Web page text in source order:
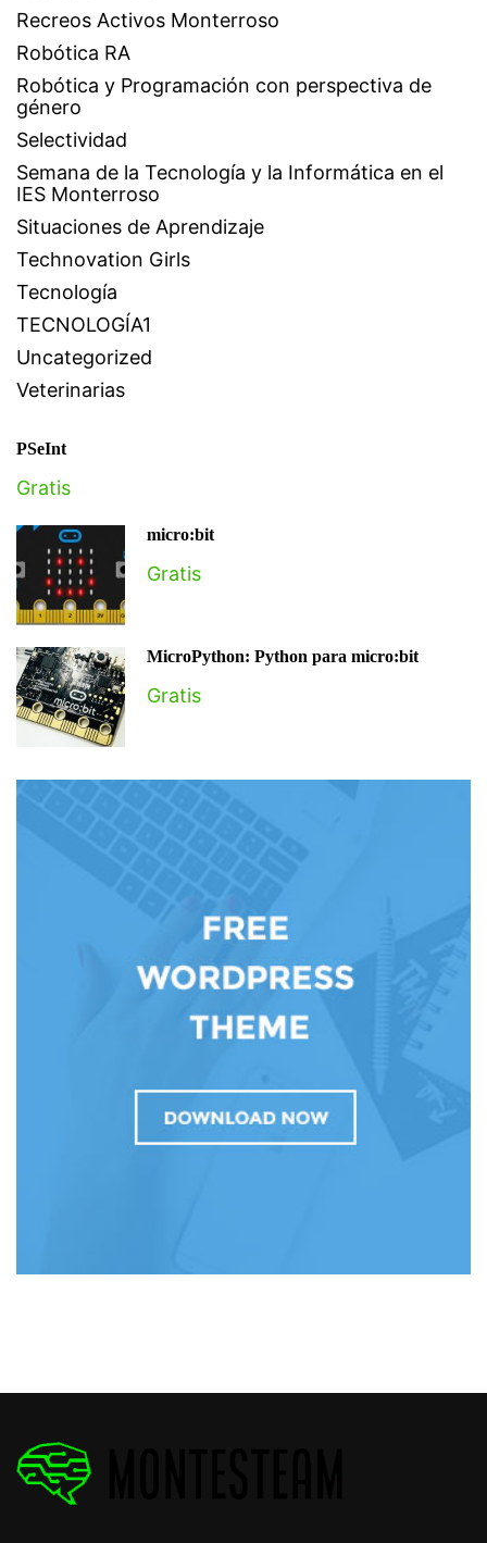
Recreos Activos Monterroso
Robótica RA
Robótica y Programación con perspectiva de
género
Selectividad
Semana de la Tecnología y la Informática en el
IES Monterroso
Situaciones de Aprendizaje
Technovation Girls
Tecnología
TECNOLOGÍA1
Uncategorized
Veterinarias
PSeInt
Gratis
micro:bit
Gratis
MicroPython: Python para micro:bit
Gratis